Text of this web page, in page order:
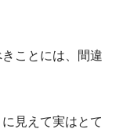
ことには、間違
見えて実はとて